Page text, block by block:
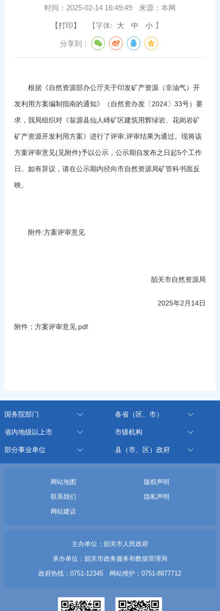
时间： 2025-02-14 16:49:49 来源： 本网
【打印】 【字体: 大 中 小 】
分享到：
根据《自然资源部办公厅关于印发矿产资源（非油气）开
发利用方案编制指南的通知》（自然资办发〔2024〕33号）要
求，我局组织对《翁源县仙人嶂矿区建筑用辉绿岩、花岗岩矿
矿产资源开发利用方案》进行了评审,评审结果为通过。现将该
方案评审意见(见附件)予以公示，公示期自发布之日起5个工作
日。如有异议，请在公示期内径向市自然资源局矿管科书面反
映。
附件:方案评审意见
韶关市自然资源局
2025年2月14日
附件：方案评审意见.pdf
国务院部门 各省（区、市）
省内地级以上市 市级机构
部分事业单位 县（市、区）政府
网站地图
版权声明
联系我们
隐私声明
网站建议
主办单位：韶关市人民政府
承办单位：韶关市政务服务和数据管理局
政府热线：0751-12345 网站维护：0751-8877712